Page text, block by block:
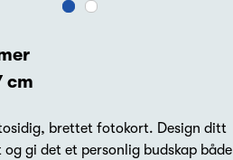
cm
brettet fotokort. Design ditt
gi det et personlig budskap både